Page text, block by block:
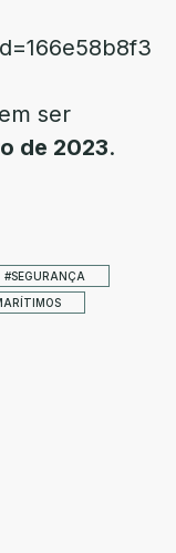
ser
de 2023.
#SEGURANÇA